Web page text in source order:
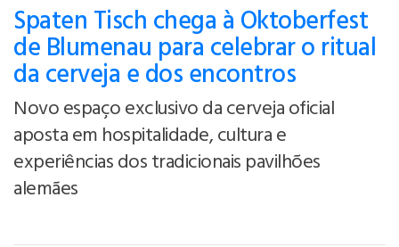
Spaten Tisch chega à Oktoberfest
de Blumenau para celebrar o ritual
da cerveja e dos encontros
Novo espaço exclusivo da cerveja oficial
aposta em hospitalidade, cultura e
experiências dos tradicionais pavilhões
alemães